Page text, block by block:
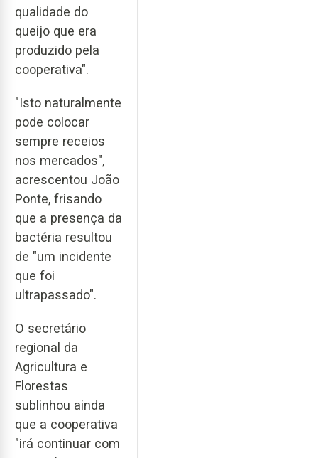
qualidade do
queijo que era
produzido pela
cooperativa".
"Isto naturalmente
pode colocar
sempre receios
nos mercados",
acrescentou João
Ponte, frisando
que a presença da
bactéria resultou
de "um incidente
que foi
ultrapassado".
O secretário
regional da
Agricultura e
Florestas
sublinhou ainda
que a cooperativa
"irá continuar com